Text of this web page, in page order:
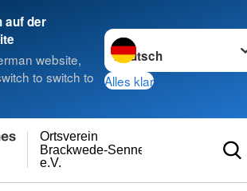
auf der
website,
to switch to
Sprache wechseln zu
Alles klar
e.V.
Brackwede-Senneraum
Ortsverein